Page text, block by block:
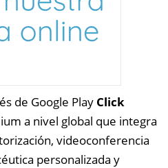
de Google Play Click
a nivel global que integra
videoconferencia
personalizada y